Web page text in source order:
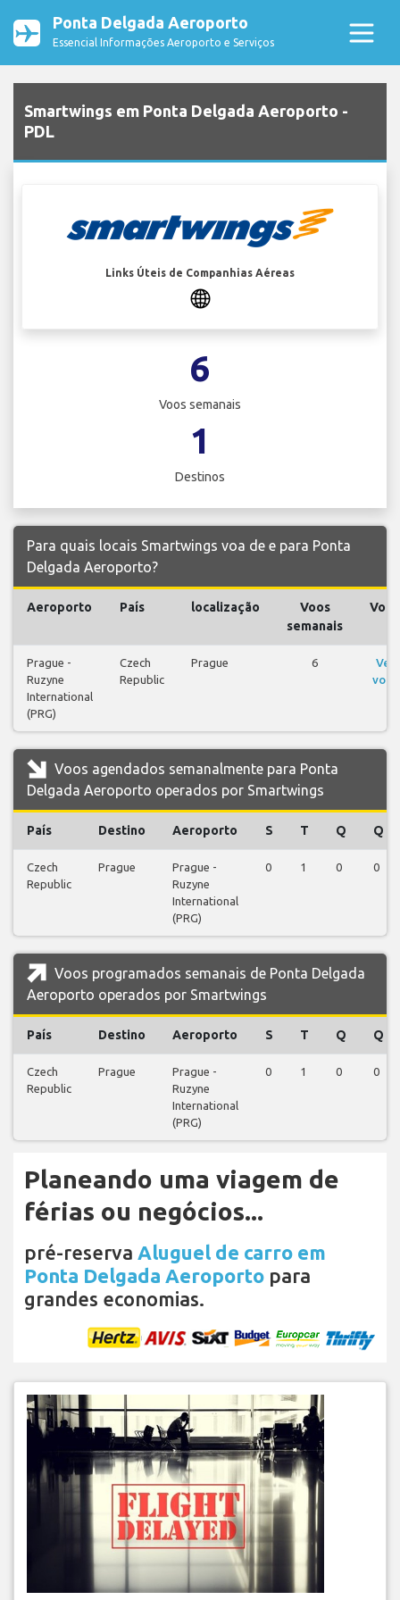
Ponta Delgada Aeroporto
Essencial Informações Aeroporto e Serviços
Smartwings em Ponta Delgada Aeroporto -
PDL
Links Úteis de Companhias Aéreas
6
Voos semanais
1
Destinos
Para quais locais Smartwings voa de e para Ponta
Delgada Aeroporto?
Aeroporto País localização
Voos
semanais
Voos
Prague -
Ruzyne
International
(PRG)
Czech
Republic
Prague 6
Ver
voos
Voos agendados semanalmente para Ponta
Delgada Aeroporto operados por Smartwings
País Destino Aeroporto S T Q Q
Czech
Republic
Prague
Prague -
Ruzyne
International
(PRG)
0 1 0 0
Voos programados semanais de Ponta Delgada
Aeroporto operados por Smartwings
País Destino Aeroporto S T Q Q
Czech
Republic
Prague
Prague -
Ruzyne
International
(PRG)
0 1 0 0
Planeando uma viagem de
férias ou negócios...
pré-reserva Aluguel de carro em
Ponta Delgada Aeroporto para
grandes economias.